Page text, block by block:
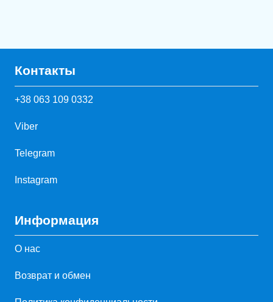
Контакты
+38 063 109 0332
Viber
Telegram
Instagram
Информация
О нас
Возврат и обмен